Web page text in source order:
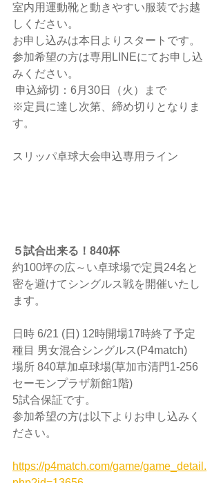
室内用運動靴と動きやすい服装でお越
しください。
お申し込みは本日よりスタートです。
参加希望の方は専用LINEにてお申し込
みください。
申込締切：6月30日（火）まで
※定員に達し次第、締め切りとなりま
す。
スリッパ卓球大会申込専用ライン
５試合出来る！840杯
約100坪の広～い卓球場で定員24名と
密を避けてシングルス戦を開催いたし
ます。
日時 6/21 (日) 12時開場17時終了予定
種目 男女混合シングルス(P4match)
場所 840草加卓球場(草加市清門1-256
セーモンプラザ新館1階)
5試合保証です。
参加希望の方は以下よりお申し込みく
ださい。
https://p4match.com/game/game_detail.